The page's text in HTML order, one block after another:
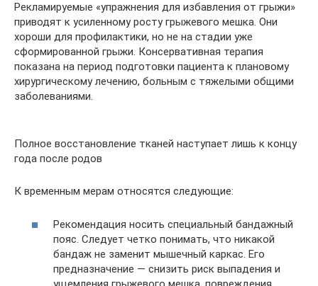
Рекламируемые «упражнения для избавления от грыжи»
приводят к усиленному росту грыжевого мешка. Они
хороши для профилактики, но не на стадии уже
сформированной грыжи. Консервативная терапия
показана на период подготовки пациента к плановому
хирургическому лечению, больным с тяжелыми общими
заболеваниями.
Полное восстановление тканей наступает лишь к концу
года после родов
К временным мерам относятся следующие:
Рекомендация носить специальный бандажный
пояс. Следует четко понимать, что никакой
бандаж не заменит мышечный каркас. Его
предназначение — снизить риск выпадения и